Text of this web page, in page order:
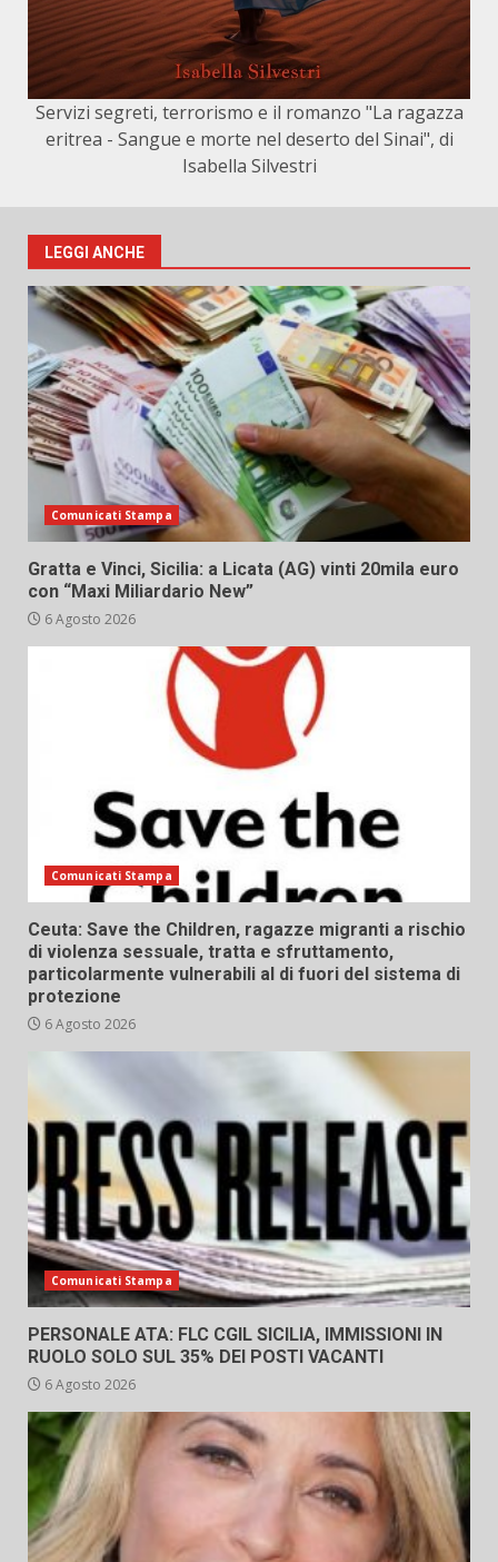
Servizi segreti, terrorismo e il romanzo "La ragazza
eritrea - Sangue e morte nel deserto del Sinai", di
Isabella Silvestri
LEGGI ANCHE
Comunicati Stampa
Gratta e Vinci, Sicilia: a Licata (AG) vinti 20mila euro
con “Maxi Miliardario New”
6 Agosto 2026
Comunicati Stampa
Ceuta: Save the Children, ragazze migranti a rischio
di violenza sessuale, tratta e sfruttamento,
particolarmente vulnerabili al di fuori del sistema di
protezione
6 Agosto 2026
Comunicati Stampa
PERSONALE ATA: FLC CGIL SICILIA, IMMISSIONI IN
RUOLO SOLO SUL 35% DEI POSTI VACANTI
6 Agosto 2026